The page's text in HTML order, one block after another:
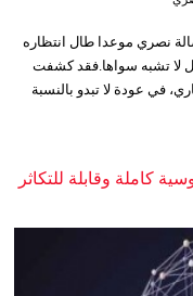
نصري موعدا طال انتظاره
لا تشبه سواها.فقد كشفت
في عودة لا تبدو بالنسبة
كاملة وقابلة للتكاثر